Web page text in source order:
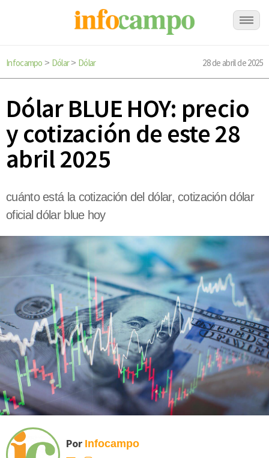
Infocampo > Dólar> Dólar 28 de abril de 2025
Dólar BLUE HOY: precio
y cotización de este 28
abril 2025
cuánto está la cotización del dólar, cotización dólar
oficial dólar blue hoy
Por Infocampo